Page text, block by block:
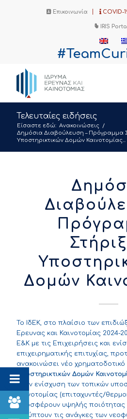
Επικοινωνία COVID-
IRIS
Τελευταίες ειδήσεις
Είσαστε εδώ: Ανακοινώσεις /
Δημόσια Διαβούλευση – Πρόγραμμα
Υποστηρικτικών Δομών Καινοτομίας...
Δομών
Το ΙδΕΚ, στο πλαίσιο των
Έρευνας και Καινοτομίας 2024-
Ε&Κ με τις Επιχειρήσεις και
επιχειρηματικής επιτυχίας,
ανακοινώσει νέο χρηματοδοτικό
Υποστηρικτικών Δομών
στην ενίσχυση των τοπικών
καινοτομίας (επιταχυντές/
προσφέρουν υψηλής ποιότητας
καλύπτουν τις ανάγκες των